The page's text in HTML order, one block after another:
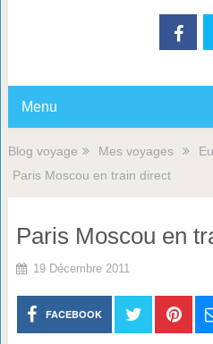
Menu
Blog voyage Mes voyages
Paris Moscou en train direct
Paris Moscou en
19 Décembre 2011
FACEBOOK